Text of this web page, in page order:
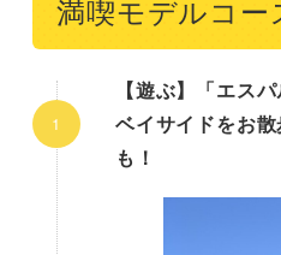
満喫モデルコー
【遊ぶ】「エス
ベイサイドをお
も！